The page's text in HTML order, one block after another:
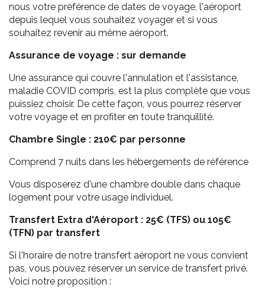
nous votre préférence de dates de voyage, l'aéroport
depuis lequel vous souhaitez voyager et si vous
souhaitez revenir au même aéroport.
Assurance de voyage : sur demande
Une assurance qui couvre l'annulation et l'assistance,
maladie COVID compris, est la plus complète que vous
puissiez choisir. De cette façon, vous pourrez réserver
votre voyage et en profiter en toute tranquillité.
Chambre Single : 210€ par personne
Comprend 7 nuits dans les hébergements de référence
Vous disposerez d'une chambre double dans chaque
logement pour votre usage individuel.
Transfert Extra d'Aéroport : 25€ (TFS) ou 105€
(TFN) par transfert
Si l'horaire de notre transfert aéroport ne vous convient
pas, vous pouvez réserver un service de transfert privé.
Voici notre proposition :